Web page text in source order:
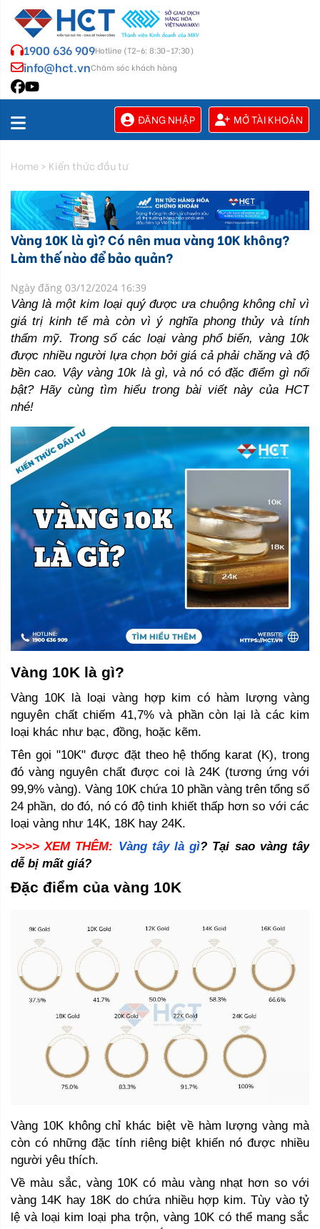
1900 636 909Hotline (T2–6: 8:30–17:30)
info@hct.vnChăm sóc khách hàng
ĐĂNG NHẬP MỞ TÀI KHOẢN
Home > Kiến thức đầu tư
Vàng 10K là gì? Có nên mua vàng 10K không?
Làm thế nào để bảo quản?
Ngày đăng 03/12/2024 16:39
Vàng là một kim loại quý được ưa chuộng không chỉ vì
giá trị kinh tế mà còn vì ý nghĩa phong thủy và tính
thẩm mỹ. Trong số các loại vàng phổ biến, vàng 10k
được nhiều người lựa chọn bởi giá cả phải chăng và độ
bền cao. Vậy vàng 10k là gì, và nó có đặc điểm gì nổi
bật? Hãy cùng tìm hiểu trong bài viết này của HCT
nhé!
Vàng 10K là gì?
Vàng 10K là loại vàng hợp kim có hàm lượng vàng
nguyên chất chiếm 41,7% và phần còn lại là các kim
loại khác như bạc, đồng, hoặc kẽm.
Tên gọi "10K" được đặt theo hệ thống karat (K), trong
đó vàng nguyên chất được coi là 24K (tương ứng với
99,9% vàng). Vàng 10K chứa 10 phần vàng trên tổng số
24 phần, do đó, nó có độ tinh khiết thấp hơn so với các
loại vàng như 14K, 18K hay 24K.
>>>> XEM THÊM: Vàng tây là gì? Tại sao vàng tây
dễ bị mất giá?
Đặc điểm của vàng 10K
Vàng 10K không chỉ khác biệt về hàm lượng vàng mà
còn có những đặc tính riêng biệt khiến nó được nhiều
người yêu thích.
Về màu sắc, vàng 10K có màu vàng nhạt hơn so với
vàng 14K hay 18K do chứa nhiều hợp kim. Tùy vào tỷ
lệ và loại kim loại pha trộn, vàng 10K có thể mang sắc